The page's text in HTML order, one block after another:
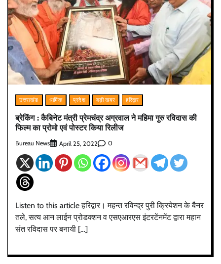
उत्तराखंड धार्मिक प्रदेश बड़ी खबर हरिद्वार
ब्रेकिंग : कैबिनेट मंत्री प्रेमचंद्र अग्रवाल ने महिमा गुरु रविदास की
फिल्म का प्रोमो एवं पोस्टर किया रिलीज
Bureau News April 25, 2022 0
Listen to this article हरिद्वार। महन्त रविन्द्र पुरी क्रियेशन के बैनर
तले, सत्य आन लाईन प्रोडक्शन व एसएआरएस इंटरटेंनमेंट द्वारा महान
संत रविदास पर बनायी […]